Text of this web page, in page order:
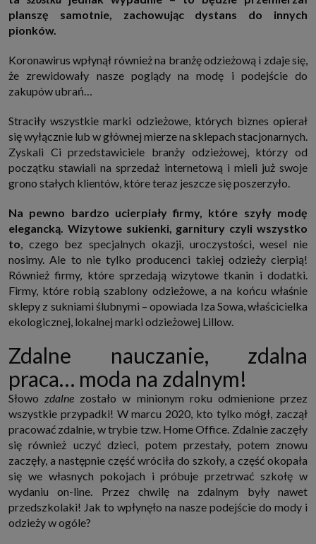
Jeżeli wyrazisz zgodę, o którą wyżej prosimy, administratorami Twoich
danych osobowych będą także nasi Zaufani Partnerzy. Listę Zaufanych
polityki prywatnościi tam też zmodyfikować lub cofnąć swoje zgody.
Podstawa i cel przetwarzania
Twoje dane przetwarzamy w następujących celach:
zapewniającej Ci możliwość zapoznania się z jednym z naszych serwisów
w oparciu o treść regulaminu tego serwisu), to możemy przetwarzać
Twoje dane w zakresie niezbędnym do realizacji tej umowy.
2. Zapewnianie bezpieczeństwa usługi (np. sprawdzenie, czy do Twojego
konta nie loguje się nieuprawniona osoba), dokonanie pomiarów
statystycznych, ulepszanie naszych usług i dopasowanie ich do potrzeb i
wygody użytkowników (np. personalizowanie treści w usługach), jak
interesujesz się motoryzacją i oglądasz artykuły w biznesistyl.pl lub na
innych stronach internetowych, to możemy Ci wyświetlić reklamę
dotyczącą artykułu w serwisie biznesistyl.pl/automoto. Takie
przetwarzanie danych to realizacja naszych prawnie uzasadnionych
3. Za Twoją zgodą usługi marketingowe dostarczą Ci nasi Zaufani
Partnerzy oraz my dla podmiotów trzecich. Aby móc pokazać interesujące
Cię reklamy (np. produktu, którego możesz potrzebować) reklamodawcy i
ich przedstawiciele chcieliby mieć możliwość przetwarzania Twoich
danych związanych z odwiedzanymi przez Ciebie stronami
internetowymi. Udzielenie takiej zgody jest dobrowolne, nie musisz jej
możliwość ograniczenia zakresu lub zmiany zgody w dowolnym
momencie.
Twoje dane przetwarzane będą do czasu istnienia podstawy do ich
przetwarzania, czyli w przypadku udzielenia zgody do momentu jej
cofnięcia, ograniczenia lub innych działań z Twojej strony ograniczających
tę zgodę, w przypadku niezbędności danych do wykonania umowy, przez
czas jej wykonywania i ewentualnie okres przedawnienia roszczeń z niej
(zwykle nie więcej niż 3 lata, a maksymalnie 10 lat), a w przypadku, gdy
podstawą przetwarzania danych jest uzasadniony interes administratora,
do czasu zgłoszenia przez Ciebie skutecznego sprzeciwu.
Przekazywanie danych
Administratorzy danych mogą powierzać Twoje dane podwykonawcom IT,
księgowym, agencjom marketingowym etc. Zrobią to jedynie na
podstawie umowy o powierzenie przetwarzania danych zobowiązującej
taki podmiot do odpowiedniego zabezpieczenia danych i niekorzystania z
nich do własnych celów.
planszę samotnie, zachowując dystans do innych
pionków.
Koronawirus wpłynął również na branżę odzieżową i zdaje się,
że zrewidowały nasze poglądy na modę i podejście do
zakupów ubrań…
Straciły wszystkie marki odzieżowe, których biznes opierał
się wyłącznie lub w głównej mierze na sklepach stacjonarnych.
Zyskali Ci przedstawiciele branży odzieżowej, którzy od
początku stawiali na sprzedaż internetową i mieli już swoje
grono stałych klientów, które teraz jeszcze się poszerzyło.
Na pewno bardzo ucierpiały firmy, które szyły modę
elegancką. Wizytowe sukienki, garnitury czyli wszystko
to, czego bez specjalnych okazji, uroczystości, wesel nie
nosimy. Ale to nie tylko producenci takiej odzieży cierpią!
Również firmy, które sprzedają wizytowe tkanin i dodatki.
Firmy, które robią szablony odzieżowe, a na końcu właśnie
sklepy z sukniami ślubnymi – opowiada Iza Sowa, właścicielka
ekologicznej, lokalnej marki odzieżowej Lillow.
Zdalne nauczanie, zdalna
praca… moda na zdalnym!
Słowozdalne zostało w minionym roku odmienione przez
wszystkie przypadki! W marcu 2020, kto tylko mógł, zaczął
pracować zdalnie, w trybie tzw. Home Office. Zdalnie zaczęły
się również uczyć dzieci, potem przestały, potem znowu
zaczęły, a następnie część wróciła do szkoły, a część okopała
się we własnych pokojach i próbuje przetrwać szkołę w
wydaniu on-line. Przez chwilę na zdalnym były nawet
przedszkolaki! Jak to wpłynęło na nasze podejście do mody i
odzieży w ogóle?